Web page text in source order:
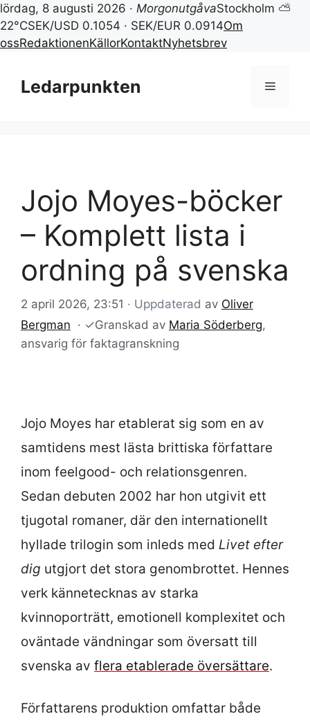
lördag, 8 augusti 2026 · MorgonutgåvaStockholm ⛅
22°CSEK/USD 0.1054 · SEK/EUR 0.0914Om
ossRedaktionenKällorKontaktNyhetsbrev
innehållLedarpunkten Meny
Jojo Moyes-böcker
– Komplett lista i
ordning på svenska
2 april 2026, 23:51 · Uppdaterad av Oliver
Bergman · ✓Granskad av Maria Söderberg,
ansvarig för faktagranskning
Jojo Moyes har etablerat sig som en av
samtidens mest lästa brittiska författare
inom feelgood- och relationsgenren.
Sedan debuten 2002 har hon utgivit ett
tjugotal romaner, där den internationellt
hyllade trilogin som inleds med Livet efter
dig utgjort det stora genombrottet. Hennes
verk kännetecknas av starka
kvinnoporträtt, emotionell komplexitet och
oväntade vändningar som översatt till
svenska av flera etablerade översättare.
Författarens produktion omfattar både